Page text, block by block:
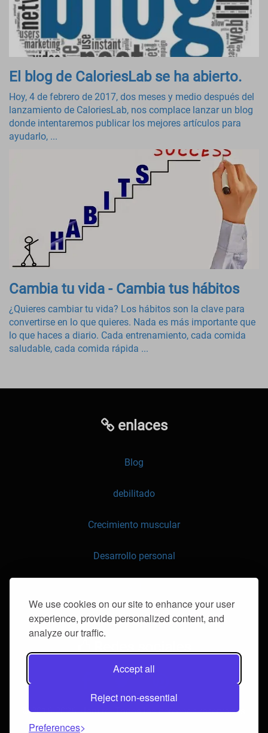
We use cookies on our site to enhance your user
experience, provide personalized content, and
analyze our traffic.
Accept all
Reject non-essential
Preferences
El blog de CaloriesLab se ha abierto.
Hoy, 4 de febrero de 2017, dos meses y medio después del
lanzamiento de CaloriesLab, nos complace lanzar un blog
donde intentaremos publicar los mejores artículos para
ayudarlo, ...
Cambia tu vida - Cambia tus hábitos
¿Quieres cambiar tu vida? Los hábitos son la clave para
convertirse en lo que quieres. Nada es más importante que
lo que haces a diario. Cada entrenamiento, cada comida
saludable, cada comida rápida ...
enlaces
Blog
debilitado
Crecimiento muscular
Desarrollo personal
contáctenos
© 2016-2026 klorii.ro. Todos los derechos reservados.